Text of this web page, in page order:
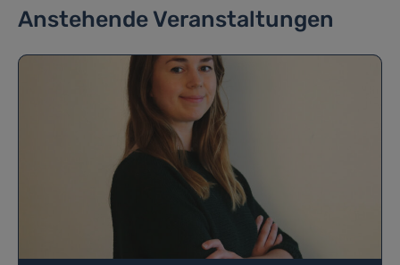
Anstehende Veranstaltungen